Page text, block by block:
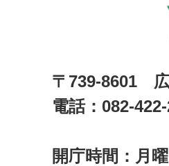
〒739-8601
電話：082-422-
開庁時間：月